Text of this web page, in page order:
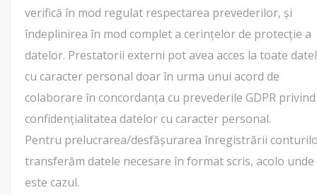
verifică în mod regulat respectarea prevederilor, și
îndeplinirea în mod complet a cerințelor de protecție a
datelor. Prestatorii externi pot avea acces la toate
cu caracter personal doar în urma unui acord de
colaborare în concordanța cu prevederile GDPR privind
confidențialitatea datelor cu caracter personal.
Pentru prelucrarea/desfășurarea înregistrării
transferăm datele necesare în format scris, acolo unde
este cazul.